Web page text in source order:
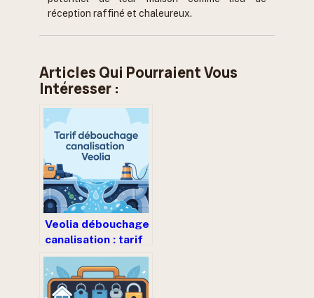
réception raffiné et chaleureux.
Articles Qui Pourraient Vous
Intéresser :
Veolia débouchage
canalisation : tarif
– ce qu’il faut
vraiment savoir
avant d’appeler